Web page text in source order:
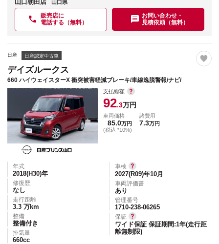
山口朝田店 山口県
販売店に
電話する（無料）
お問い合わせ・
見積依頼（無料）
日産 日産認定中古車
デイズルークス
660 ハイウェイスターX 衝突被害軽減ブレーキ/車線逸脱警報/ナビ/
支払総額
92.3万円
車両価格
85.0万円
(税込 *10%)
諸費用
7.3万円
年式
2018(H30)年
修復歴
なし
走行距離
3.3 万km
整備
整備付き
排気量
660cc
車検
2027(R09)年10月
車両評価書
あり
管理番号
1710-238-06265
保証
ワイド保証 保証期間:1年(走行距
離無制限)